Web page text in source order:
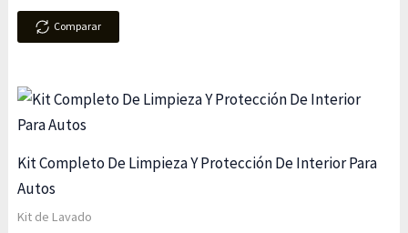
Comparar
Kit Completo De Limpieza Y Protección De Interior Para
Autos
Kit de Lavado